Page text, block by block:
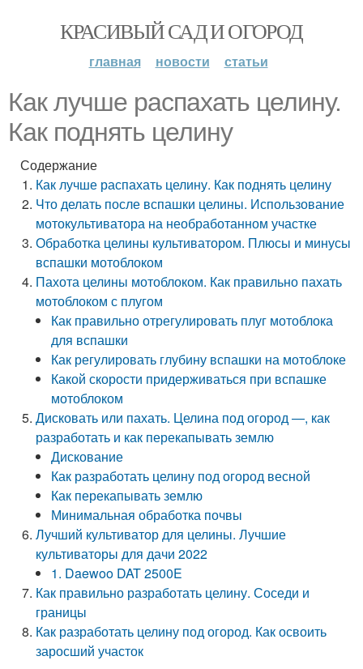
КРАСИВЫЙ САД И ОГОРОД
главная новости статьи
Как лучше распахать целину.
Как поднять целину
Содержание
Как лучше распахать целину. Как поднять целину
Что делать после вспашки целины. Использование
мотокультиватора на необработанном участке
Обработка целины культиватором. Плюсы и минусы
вспашки мотоблоком
Пахота целины мотоблоком. Как правильно пахать
мотоблоком с плугом
Как правильно отрегулировать плуг мотоблока
для вспашки
Как регулировать глубину вспашки на мотоблоке
Какой скорости придерживаться при вспашке
мотоблоком
Дисковать или пахать. Целина под огород —, как
разработать и как перекапывать землю
Дискование
Как разработать целину под огород весной
Как перекапывать землю
Минимальная обработка почвы
Лучший культиватор для целины. Лучшие
культиваторы для дачи 2022
1. Daewoo DAT 2500E
Как правильно разработать целину. Соседи и
границы
Как разработать целину под огород. Как освоить
заросший участок